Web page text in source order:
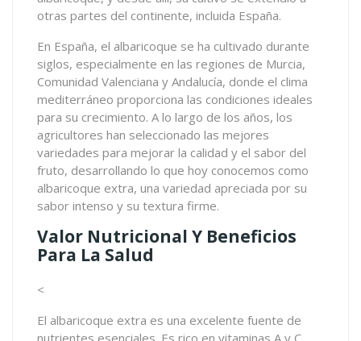
otras partes del continente, incluida España.
En España, el albaricoque se ha cultivado durante
siglos, especialmente en las regiones de Murcia,
Comunidad Valenciana y Andalucía, donde el clima
mediterráneo proporciona las condiciones ideales
para su crecimiento. A lo largo de los años, los
agricultores han seleccionado las mejores
variedades para mejorar la calidad y el sabor del
fruto, desarrollando lo que hoy conocemos como
albaricoque extra, una variedad apreciada por su
sabor intenso y su textura firme.
Valor Nutricional Y Beneficios
Para La Salud
<
El albaricoque extra es una excelente fuente de